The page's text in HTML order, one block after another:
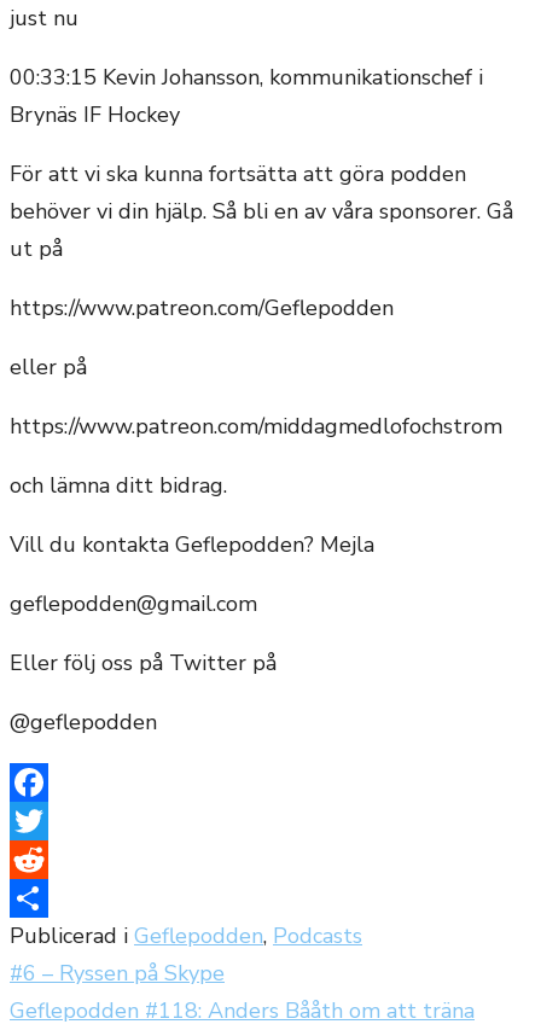
just nu
00:33:15 Kevin Johansson, kommunikationschef i
Brynäs IF Hockey
För att vi ska kunna fortsätta att göra podden
behöver vi din hjälp. Så bli en av våra sponsorer. Gå
ut på
https://www.patreon.com/Geflepodden
eller på
https://www.patreon.com/middagmedlofochstrom
och lämna ditt bidrag.
Vill du kontakta Geflepodden? Mejla
geflepodden@gmail.com
Eller följ oss på Twitter på
@geflepodden
Facebook
Twitter
Reddit
Dela
Publicerad i Geflepodden, Podcasts
Inläggsnavigering
#6 – Ryssen på Skype
Geflepodden #118: Anders Bååth om att träna